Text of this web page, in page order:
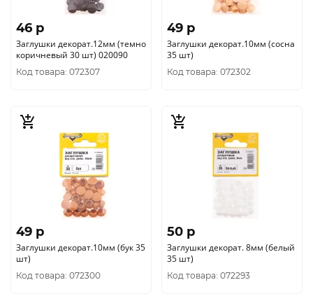
46 p
Заглушки декорат.12мм (темно
коричневый 30 шт) 020090
Код товара: 072307
49 p
Заглушки декорат.10мм (сосна
35 шт)
Код товара: 072302
49 p
Заглушки декорат.10мм (бук 35
шт)
Код товара: 072300
50 p
Заглушки декорат. 8мм (белый
35 шт)
Код товара: 072293